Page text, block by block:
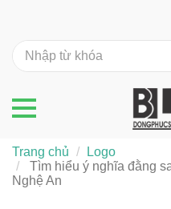
Trang chủ
Logo
Tìm hiểu ý nghĩa đằng
Nghệ An